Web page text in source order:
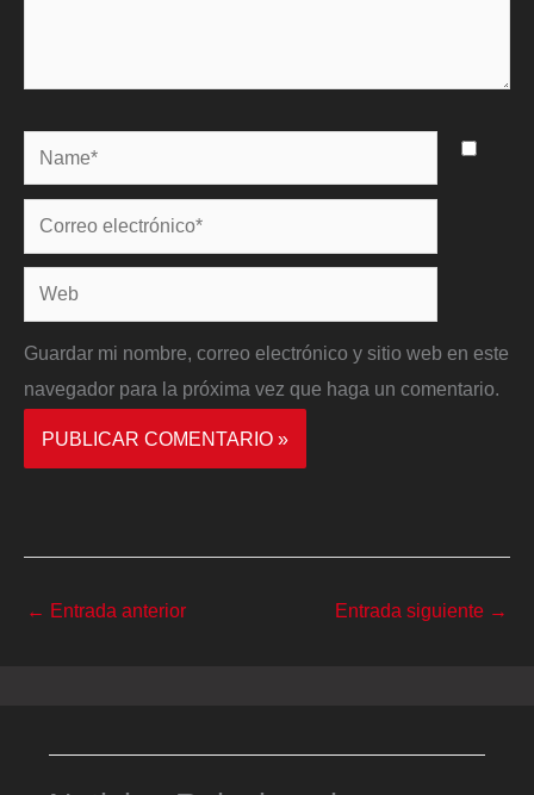
Name*
Correo
electrónico*
Web
Guardar mi nombre, correo electrónico y sitio web en este
navegador para la próxima vez que haga un comentario.
← Entrada anterior Entrada siguiente →